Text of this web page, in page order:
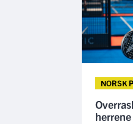
NORSK
herrene